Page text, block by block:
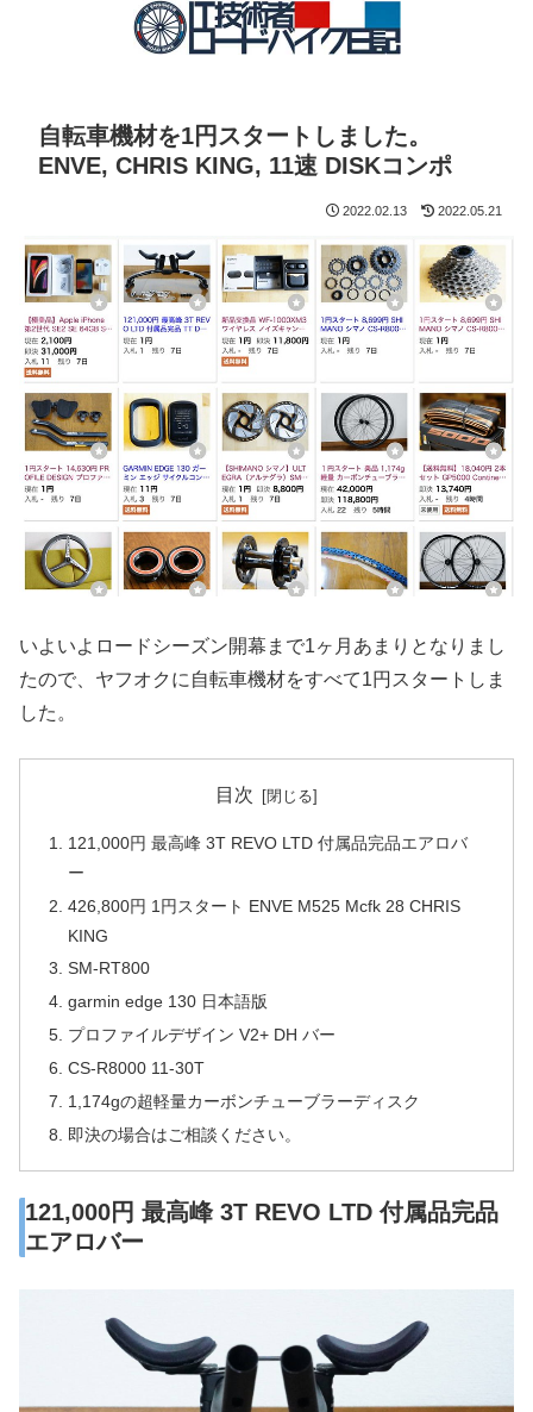
自転車機材を1円スタートしました。
ENVE, CHRIS KING, 11速 DISKコンポ
2022.02.13 2022.05.21
いよいよロードシーズン開幕まで1ヶ月あまりとなりまし
たので、ヤフオクに自転車機材をすべて1円スタートしま
した。
目次
121,000円 最高峰 3T REVO LTD 付属品完品エアロバ
ー
426,800円 1円スタート ENVE M525 Mcfk 28 CHRIS
KING
SM-RT800
garmin edge 130 日本語版
プロファイルデザイン V2+ DH バー
CS-R8000 11-30T
1,174gの超軽量カーボンチューブラーディスク
即決の場合はご相談ください。
121,000円 最高峰 3T REVO LTD 付属品完品
エアロバー